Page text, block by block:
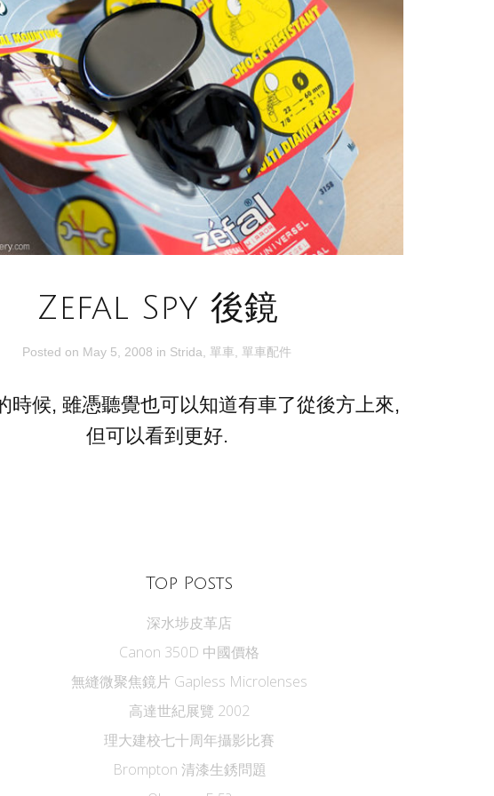
Zefal Spy 後鏡
Posted on May 5, 2008 in Strida 單車 單車配件
時候, 雖憑聽覺也可以知道有車了從後方上來,
但可以看到更好.
Top Posts
深水埗皮革店
Canon 350D 中國價格
無縫微聚焦鏡片 Gapless Microlenses
高達世紀展覽 2002
理大建校七十周年攝影比賽
Brompton 清漆生銹問題